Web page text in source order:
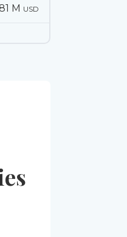
M USD